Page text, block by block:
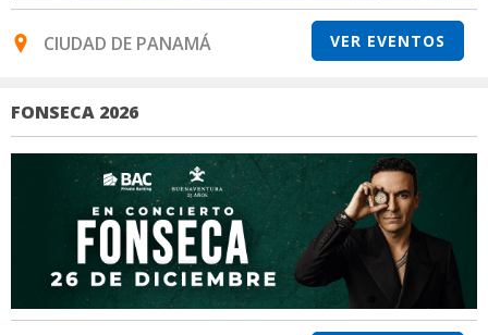
CIUDAD DE PANAMÁ VER EVENTOS
FONSECA 2026